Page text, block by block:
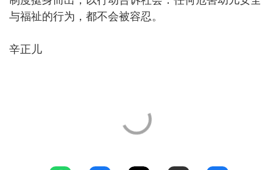
与福祉的行为，都不会被容忍。
辛正儿